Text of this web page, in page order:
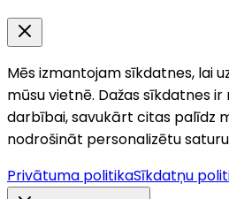
Mēs izmantojam sīkdatnes, lai
mūsu vietnē. Dažas sīkdatnes
darbībai, savukārt citas palīdz
nodrošināt personalizētu
Privātuma politikaSīkdatņu